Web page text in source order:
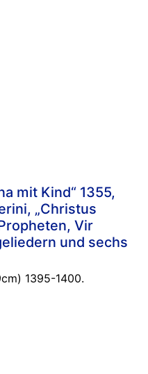
mit Kind“ 1355,
„Christus
Vir
und sechs
1395-1400.